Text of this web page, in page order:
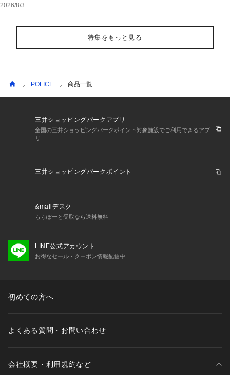
2026/8/3
特集をもっと見る
POLICE 商品一覧
三井ショッピングパークアプリ
全国の三井ショッピングパークポイント対象施設でご利用できるアプ
リ
三井ショッピングパークポイント
&mallデスク
ららぽーと受取なら送料無料
LINE公式アカウント
お得なセール・クーポン情報配信中
初めての方へ
よくある質問・お問い合わせ
会社概要・利用規約など